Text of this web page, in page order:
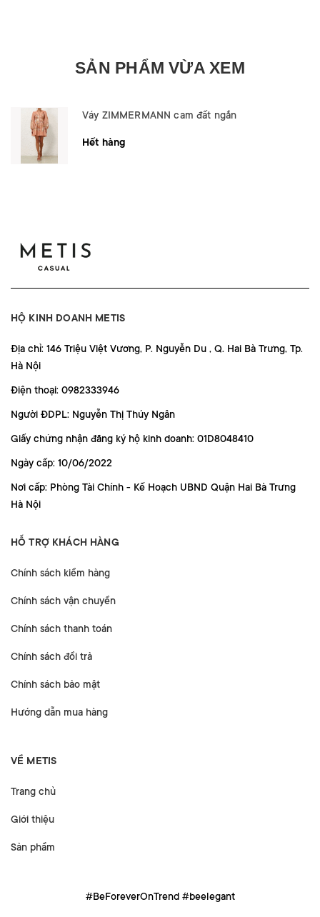
SẢN PHẨM VỪA XEM
Váy ZIMMERMANN cam đất ngắn
Hết hàng
HỘ KINH DOANH METIS
Địa chỉ: 146 Triệu Việt Vương, P. Nguyễn Du , Q. Hai Bà Trưng, Tp.
Hà Nội
Điện thoại: 0982333946
Người ĐDPL: Nguyễn Thị Thúy Ngân
Giấy chứng nhận đăng ký hộ kinh doanh: 01D8048410
Ngày cấp: 10/06/2022
Nơi cấp: Phòng Tài Chính - Kế Hoạch UBND Quận Hai Bà Trưng
Hà Nội
HỖ TRỢ KHÁCH HÀNG
Chính sách kiểm hàng
Chính sách vận chuyển
Chính sách thanh toán
Chính sách đổi trả
Chính sách bảo mật
Hướng dẫn mua hàng
VỀ METIS
Trang chủ
Giới thiệu
Sản phẩm
#BeForeverOnTrend #beelegant